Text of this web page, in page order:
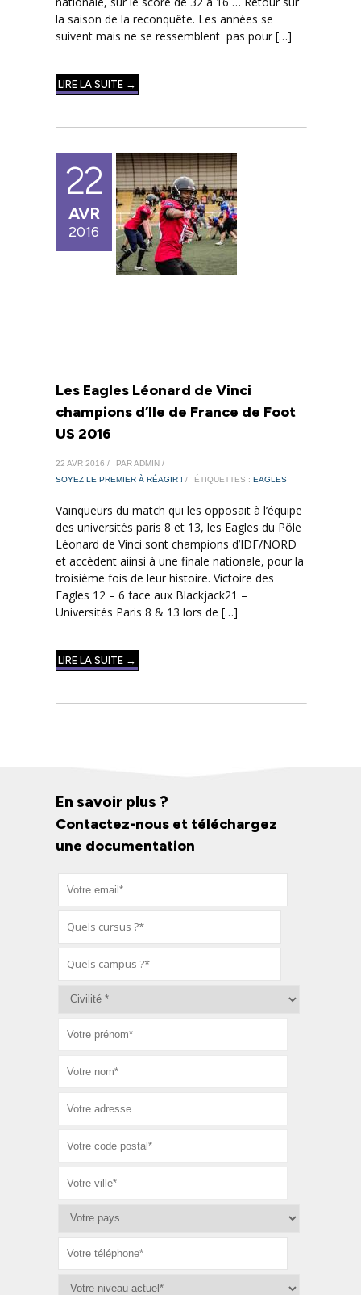
la saison de la reconquête. Les années se
suivent mais ne se ressemblent pas pour […]
LIRE LA SUITE →
22
AVR
2016
Les Eagles Léonard de Vinci
champions d’Ile de France de Foot
US 2016
22 AVR 2016 /
PAR ADMIN /
SOYEZ LE PREMIER À RÉAGIR ! / ÉTIQUETTES : EAGLES
Vainqueurs du match qui les opposait à l’équipe
des universités paris 8 et 13, les Eagles du Pôle
Léonard de Vinci sont champions d’IDF/NORD
et accèdent aiinsi à une finale nationale, pour la
troisième fois de leur histoire. Victoire des
Eagles 12 – 6 face aux Blackjack21 –
Universités Paris 8 & 13 lors de […]
LIRE LA SUITE →
En savoir plus ?
Contactez-nous et téléchargez
une documentation